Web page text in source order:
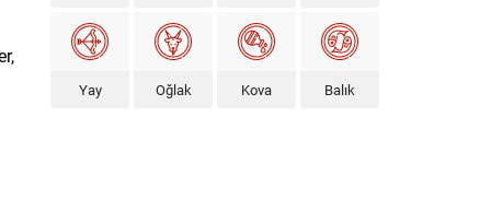
Yay Oğlak Kova Balık